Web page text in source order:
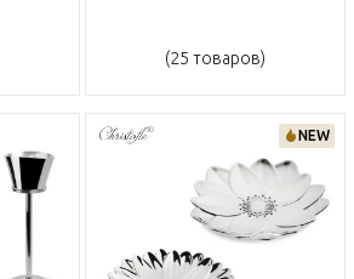
(25 товаров)
NEW